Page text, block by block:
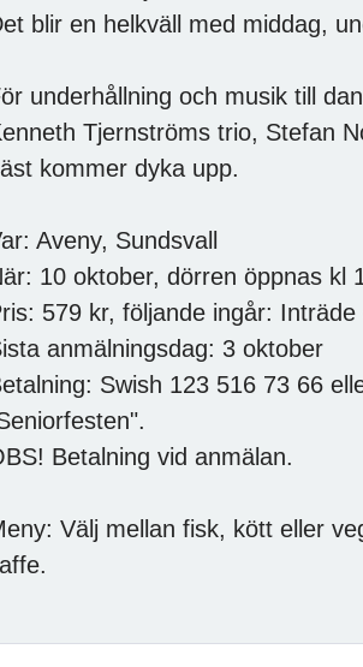
blir en helkväll med middag,
underhållning och musik till
Tjernströms trio, Stefan
kommer dyka upp.
Aveny, Sundsvall
10 oktober, dörren öppnas kl
579 kr, följande ingår: Inträde
anmälningsdag: 3 oktober
Swish 123 516 73 66
Betalning vid anmälan.
Välj mellan fisk, kött eller